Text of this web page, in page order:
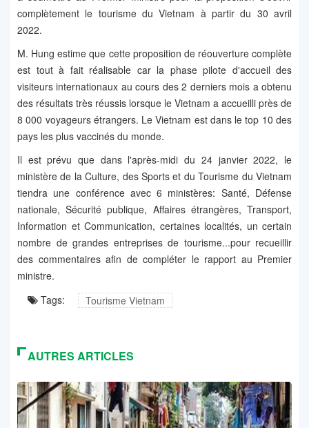
complètement le tourisme du Vietnam à partir du 30 avril
2022.
M. Hung estime que cette proposition de réouverture complète
est tout à fait réalisable car la phase pilote d'accueil des
visiteurs internationaux au cours des 2 derniers mois a obtenu
des résultats très réussis lorsque le Vietnam a accueilli près de
8 000 voyageurs étrangers. Le Vietnam est dans le top 10 des
pays les plus vaccinés du monde.
Il est prévu que dans l'après-midi du 24 janvier 2022, le
ministère de la Culture, des Sports et du Tourisme du Vietnam
tiendra une conférence avec 6 ministères: Santé, Défense
nationale, Sécurité publique, Affaires étrangères, Transport,
Information et Communication, certaines localités, un certain
nombre de grandes entreprises de tourisme...pour recueillir
des commentaires afin de compléter le rapport au Premier
ministre.
Tags:
Tourisme Vietnam
AUTRES ARTICLES